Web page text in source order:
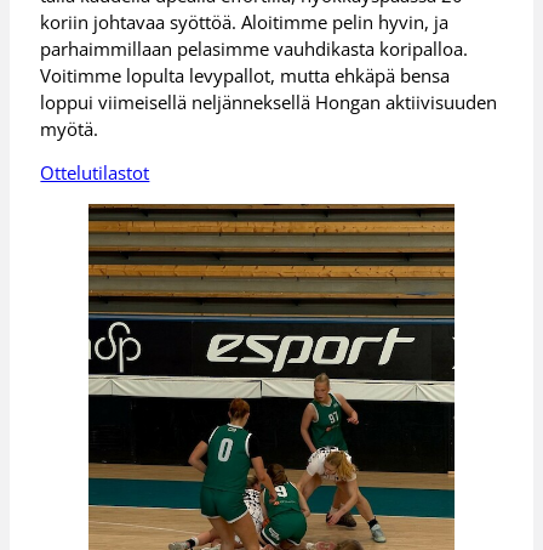
koriin johtavaa syöttöä. Aloitimme pelin hyvin, ja
parhaimmillaan pelasimme vauhdikasta koripalloa.
Voitimme lopulta levypallot, mutta ehkäpä bensa
loppui viimeisellä neljänneksellä Hongan aktiivisuuden
myötä.
Ottelutilastot